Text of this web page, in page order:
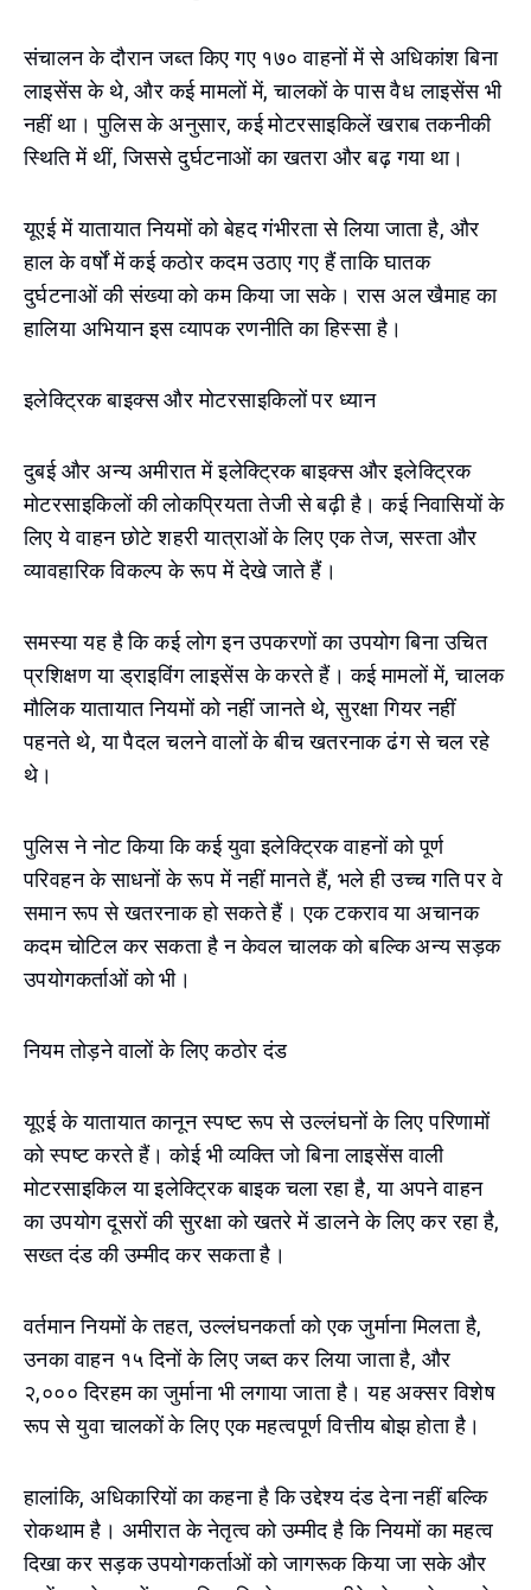
संचालन के दौरान जब्त किए गए १७० वाहनों में से अधिकांश बिना
लाइसेंस के थे, और कई मामलों में, चालकों के पास वैध लाइसेंस भी
नहीं था। पुलिस के अनुसार, कई मोटरसाइकिलें खराब तकनीकी
स्थिति में थीं, जिससे दुर्घटनाओं का खतरा और बढ़ गया था।
यूएई में यातायात नियमों को बेहद गंभीरता से लिया जाता है, और
हाल के वर्षों में कई कठोर कदम उठाए गए हैं ताकि घातक
दुर्घटनाओं की संख्या को कम किया जा सके। रास अल खैमाह का
हालिया अभियान इस व्यापक रणनीति का हिस्सा है।
इलेक्ट्रिक बाइक्स और मोटरसाइकिलों पर ध्यान
दुबई और अन्य अमीरात में इलेक्ट्रिक बाइक्स और इलेक्ट्रिक
मोटरसाइकिलों की लोकप्रियता तेजी से बढ़ी है। कई निवासियों के
लिए ये वाहन छोटे शहरी यात्राओं के लिए एक तेज, सस्ता और
व्यावहारिक विकल्प के रूप में देखे जाते हैं।
समस्या यह है कि कई लोग इन उपकरणों का उपयोग बिना उचित
प्रशिक्षण या ड्राइविंग लाइसेंस के करते हैं। कई मामलों में, चालक
मौलिक यातायात नियमों को नहीं जानते थे, सुरक्षा गियर नहीं
पहनते थे, या पैदल चलने वालों के बीच खतरनाक ढंग से चल रहे
थे।
पुलिस ने नोट किया कि कई युवा इलेक्ट्रिक वाहनों को पूर्ण
परिवहन के साधनों के रूप में नहीं मानते हैं, भले ही उच्च गति पर वे
समान रूप से खतरनाक हो सकते हैं। एक टकराव या अचानक
कदम चोटिल कर सकता है न केवल चालक को बल्कि अन्य सड़क
उपयोगकर्ताओं को भी।
नियम तोड़ने वालों के लिए कठोर दंड
यूएई के यातायात कानून स्पष्ट रूप से उल्लंघनों के लिए परिणामों
को स्पष्ट करते हैं। कोई भी व्यक्ति जो बिना लाइसेंस वाली
मोटरसाइकिल या इलेक्ट्रिक बाइक चला रहा है, या अपने वाहन
का उपयोग दूसरों की सुरक्षा को खतरे में डालने के लिए कर रहा है,
सख्त दंड की उम्मीद कर सकता है।
वर्तमान नियमों के तहत, उल्लंघनकर्ता को एक जुर्माना मिलता है,
उनका वाहन १५ दिनों के लिए जब्त कर लिया जाता है, और
२,००० दिरहम का जुर्माना भी लगाया जाता है। यह अक्सर विशेष
रूप से युवा चालकों के लिए एक महत्वपूर्ण वित्तीय बोझ होता है।
हालांकि, अधिकारियों का कहना है कि उद्देश्य दंड देना नहीं बल्कि
रोकथाम है। अमीरात के नेतृत्व को उम्मीद है कि नियमों का महत्व
दिखा कर सड़क उपयोगकर्ताओं को जागरूक किया जा सके और